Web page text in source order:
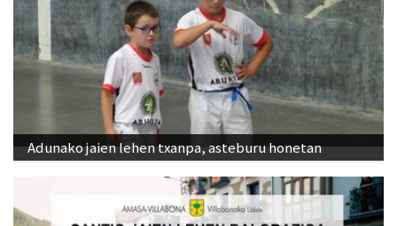
Adunako jaien lehen txanpa, asteburu honetan